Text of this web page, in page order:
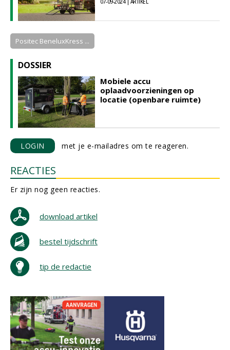
07-09-2024 | ARTIKEL
Positec BeneluxKress ...
DOSSIER
Mobiele accu
oplaadvoorzieningen op
locatie (openbare ruimte)
LOGIN met je e-mailadres om te reageren.
REACTIES
Er zijn nog geen reacties.
download artikel
bestel tijdschrift
tip de redactie